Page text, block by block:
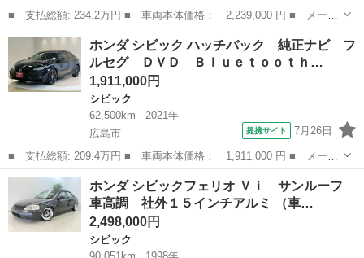
■ 支払総額: 234.2万円 ■ 車両本体価格： 2,239,000 円 ■ メーカ
ー名： ホンダ ■ 車種名： シビック ■ グレード名： ハッチバ
ック ７インチナビ ＴＶ ホンダセンシング バックモニター ク
ルーズコ...
広島 東広島市 シビック
ホンダ シビック ハッチバック 純正ナビ フ
ルセグ ＤＶＤ Ｂｌｕｅｔｏｏｔｈ…
1,911,000円
シビック
62,500km
2021年
広島市
提携サイト 7月26日
■ 支払総額: 209.4万円 ■ 車両本体価格： 1,911,000 円 ■ メーカ
ー名： ホンダ ■ 車種名： シビック ■ グレード名： ハッチバ
ック 純正ナビ フルセグ ＤＶＤ Ｂｌｕｅｔｏｏｔｈ バックカ
メラ ホ...
広島 広島市 シビック
ホンダ シビックフェリオ Ｖｉ サンルーフ
車高調 社外１５インチアルミ （車…
2,498,000円
シビック